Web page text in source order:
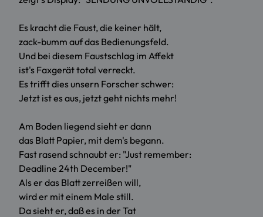
Es kracht die Faust, die keiner hält,
zack-bumm auf das Bedienungsfeld.
Und bei diesem Faustschlag im Affekt
ist's Faxgerät total verreckt.
Es trifft dies unsern Forscher schwer:
Jetzt ist es aus, jetzt geht nichts mehr!
Am Boden liegend sieht er dann
das Blatt Papier, mit dem's begann.
Fast rasend schnaubt er: "Just remember:
Deadline 24th December!"
Als er das Blatt zerreißen will,
wird er mit einem Male still.
Da sieht er, daß es in der Tat